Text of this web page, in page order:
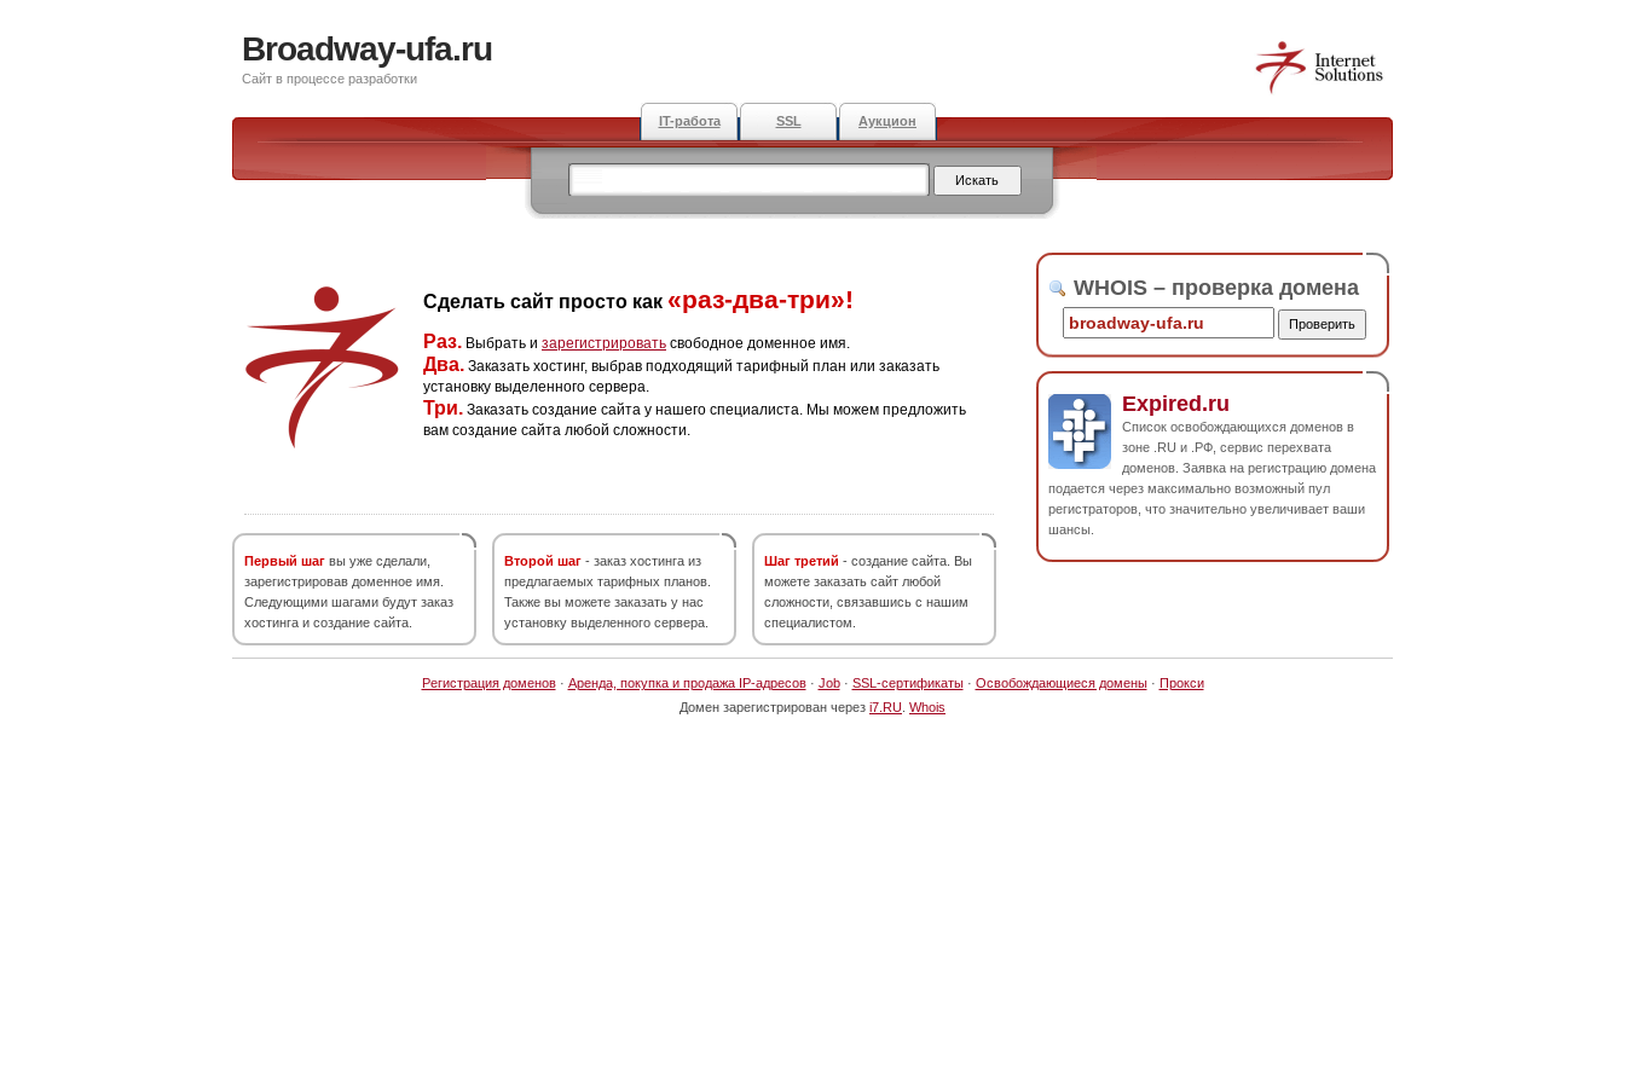
Broadway-ufa.ru
Сайт в процессе разработки
IT-работа SSL Аукцион
Сделать сайт просто как «раз-два-три»!
Раз. Выбрать и зарегистрировать свободное доменное имя.
Два. Заказать хостинг, выбрав подходящий тарифный план или заказать
установку выделенного сервера.
Три. Заказать создание сайта у нашего специалиста. Мы можем предложить
вам создание сайта любой сложности.
Первый шаг вы уже сделали,
зарегистрировав доменное имя.
Следующими шагами будут заказ
хостинга и создание сайта.
Второй шаг - заказ хостинга из
предлагаемых тарифных планов.
Также вы можете заказать у нас
установку выделенного сервера.
Шаг третий - создание сайта. Вы
можете заказать сайт любой
сложности, связавшись с нашим
специалистом.
WHOIS – проверка домена
Expired.ru
Список освобождающихся доменов в
зоне .RU и .РФ, сервис перехвата
доменов. Заявка на регистрацию домена
подается через максимально возможный пул
регистраторов, что значительно увеличивает ваши
шансы.
Регистрация доменов· Аренда, покупка и продажа IP-адресов· Job· SSL-сертификаты· Освобождающиеся домены· Прокси
Домен зарегистрирован через i7.RU Whois